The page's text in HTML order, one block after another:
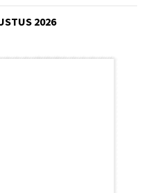
2026